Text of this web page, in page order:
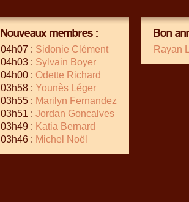
Nouveaux membres :
04h07 : Sidonie Clément
04h03 : Sylvain Boyer
04h00 : Odette Richard
03h58 : Younès Léger
03h55 : Marilyn Fernandez
03h51 : Jordan Goncalves
03h49 : Katia Bernard
03h46 : Michel Noël
Bon
Rayan